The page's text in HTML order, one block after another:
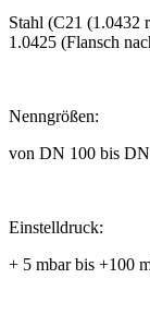
Stahl (C21 (1.0432
1.0425 (Flansch
Nenngrößen:
von DN 100 bis
Einstelldruck:
+ 5 mbar bis +100